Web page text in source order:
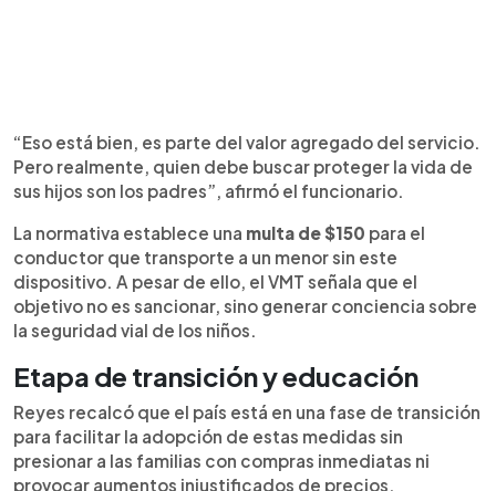
“Eso está bien, es parte del valor agregado del servicio.
Pero realmente, quien debe buscar proteger la vida de
sus hijos son los padres”, afirmó el funcionario.
La normativa establece una multa de $150 para el
conductor que transporte a un menor sin este
dispositivo. A pesar de ello, el VMT señala que el
objetivo no es sancionar, sino generar conciencia sobre
la seguridad vial de los niños.
Etapa de transición y educación
Reyes recalcó que el país está en una fase de transición
para facilitar la adopción de estas medidas sin
presionar a las familias con compras inmediatas ni
provocar aumentos injustificados de precios.